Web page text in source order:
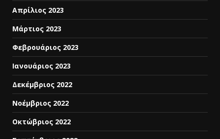
Απρίλιος 2023
Μάρτιος 2023
Φεβρουάριος 2023
Ιανουάριος 2023
Δεκέμβριος 2022
Νοέμβριος 2022
Οκτώβριος 2022